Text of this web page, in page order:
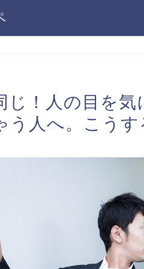
じ！人の目を
う人へ。こう